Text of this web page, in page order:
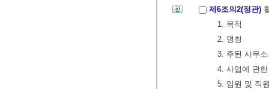
제6조의2(정관)
1. 목적
2. 명칭
3. 주된 사무
4. 사업에 관
5. 임원 및 직